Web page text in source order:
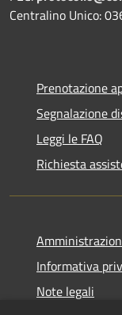
Centralino Unico:
Prenotazione
Segnalazione
Leggi le FAQ
Richiesta
Informativa
Note legali